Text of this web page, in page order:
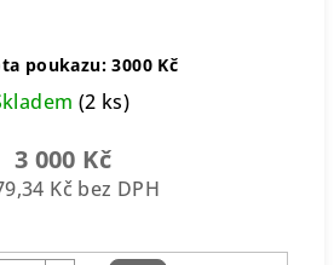
poukazu: 3000 Kč
(2 ks)
3 000 Kč
Kč bez DPH